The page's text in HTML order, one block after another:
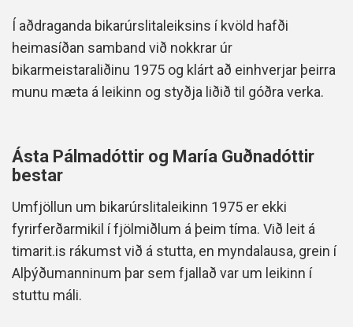
Í aðdraganda bikarúrslitaleiksins í kvöld hafði
heimasíðan samband við nokkrar úr
bikarmeistaraliðinu 1975 og klárt að einhverjar þeirra
munu mæta á leikinn og styðja liðið til góðra verka.
Ásta Pálmadóttir og María Guðnadóttir
bestar
Umfjöllun um bikarúrslitaleikinn 1975 er ekki
fyrirferðarmikil í fjölmiðlum á þeim tíma. Við leit á
timarit.is rákumst við á stutta, en myndalausa, grein í
Alþýðumanninum þar sem fjallað var um leikinn í
stuttu máli.